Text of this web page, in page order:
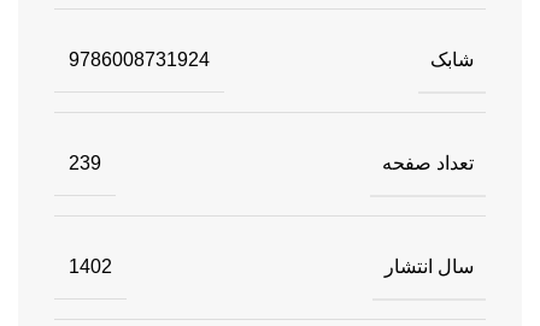
شابک 9786008731924
تعداد صفحه 239
سال انتشار 1402